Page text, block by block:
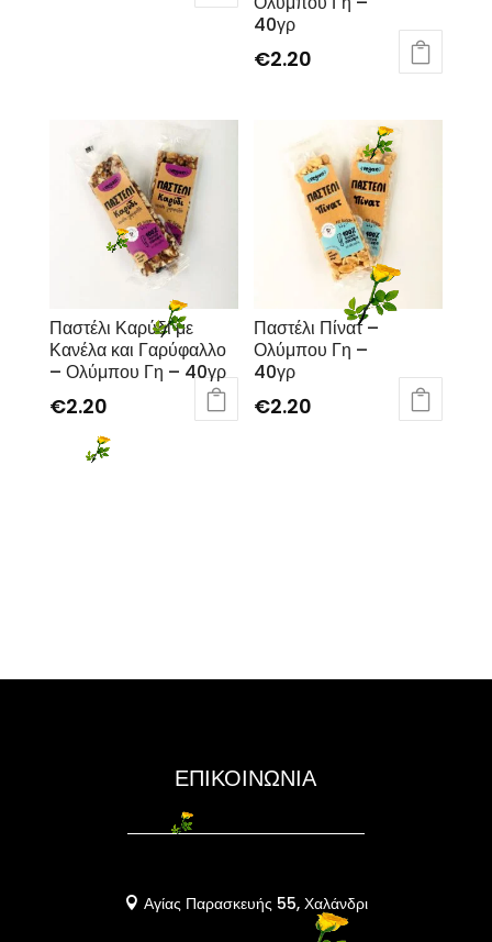
40γρ
€2.20
Παστέλι Καρύδι με
Κανέλα και Γαρύφαλλο
– Ολύμπου Γη – 40γρ
€2.20
Παστέλι Πίνατ –
Ολύμπου Γη –
40γρ
€2.20
ΕΠΙΚΟΙΝΩΝΙΑ
 Αγίας Παρασκευής 55, Χαλάνδρι